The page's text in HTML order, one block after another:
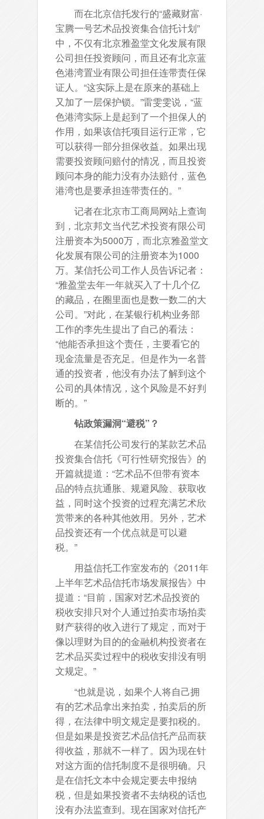
而在北京信托发行的“盛藏财富·
宝腾一号艺术品投资集合信托计划”
中，不仅有北京雅盈堂文化发展有限
公司担任投资顾问，而且还有北京蓝
色港湾置业有限公司担任连带责任保
证人。“这实际上是在原来的基础上
又加了一层保护锁。”雷雯雯说，“蓝
色港湾实际上是起到了一个担保人的
作用，如果该信托项目运行正常，它
可以获得一部分担保收益。如果出现
需要投资顾问赔付的情况，而且投资
顾问本身的能力没有办法赔付，蓝色
港湾也是要承担连带责任的。”
记者在北京市工商局网站上查询
到，北京邦文当代艺术投资有限公司
注册资本为5000万，而北京雅盈堂文
化发展有限公司的注册资本为1000
万。某信托公司工作人员告诉记者：
“雅盈堂去年一年就买入了十几个亿
的藏品，在圈里面也是数一数二的大
公司。”对此，在某银行机构业务部
工作的李先生提出了自己的看法：
“他能否承担这个责任，主要看它的
现金流量是否充足。但是作为一名普
通的投资者，他没有办法了解到这个
公司的具体情况，这个风险是不好判
断的。”
钻政策漏洞“避税”？
在某信托公司发行的某款艺术品
投资集合信托《可行性研究报告》的
开篇就提道：“艺术品不但带有资本
品的特点抗通胀、规避风险、获取收
益，同时这个投资的过程充满艺术欣
赏带来的各种其他效用。另外，艺术
品投资还有一个优点就是可以避
税。”
用益信托工作室发布的《2011年
上半年艺术品信托市场发展报告》中
提道：“目前，国家对艺术品投资的
税收安排只对个人通过拍卖市场拍卖
财产获得的收入进行了规定，而对于
像以理财为目的的金融机构投资者在
艺术品买卖过程中的税收安排没有明
文规定。”
“也就是说，如果个人将自己拥
有的艺术品拿出来拍卖，拍卖后的所
得，在法律中明文规定是要扣税的。
但是如果是投资艺术品信托产品而获
得收益，那就不一样了。因为现在针
对这方面的信托制度不是很明确。只
是在信托文本中会规定要去申报纳
税，但是如果投资者不去纳税的话也
没有办法监查到。现在国家对信托产